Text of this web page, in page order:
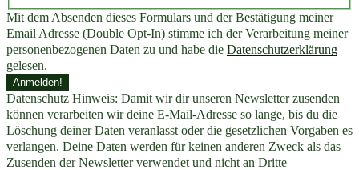
Mit dem Absenden dieses Formulars und der Bestätigung meiner
Email Adresse (Double Opt-In) stimme ich der Verarbeitung meiner
personenbezogenen Daten zu und habe die Datenschutzerklärung
gelesen.
Datenschutz Hinweis: Damit wir dir unseren Newsletter zusenden
können verarbeiten wir deine E-Mail-Adresse so lange, bis du die
Löschung deiner Daten veranlasst oder die gesetzlichen Vorgaben es
verlangen. Deine Daten werden für keinen anderen Zweck als das
Zusenden der Newsletter verwendet und nicht an Dritte